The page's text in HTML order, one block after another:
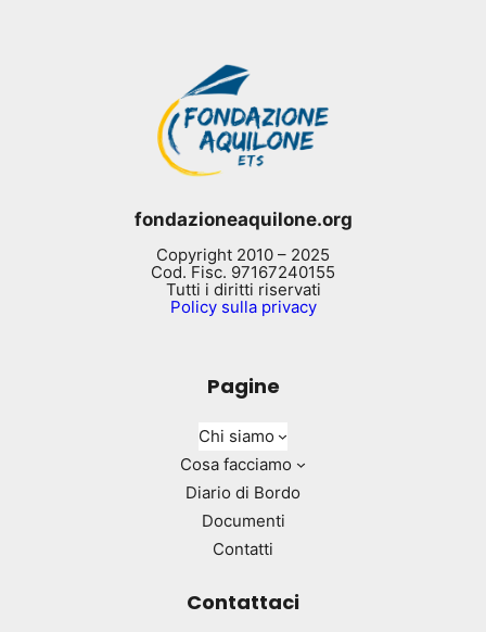
fondazioneaquilone.org
Copyright 2010 – 2025
Cod. Fisc. 97167240155
Tutti i diritti riservati
Policy sulla privacy
Pagine
Chi siamo
Cosa facciamo
Diario di Bordo
Documenti
Contatti
Contattaci